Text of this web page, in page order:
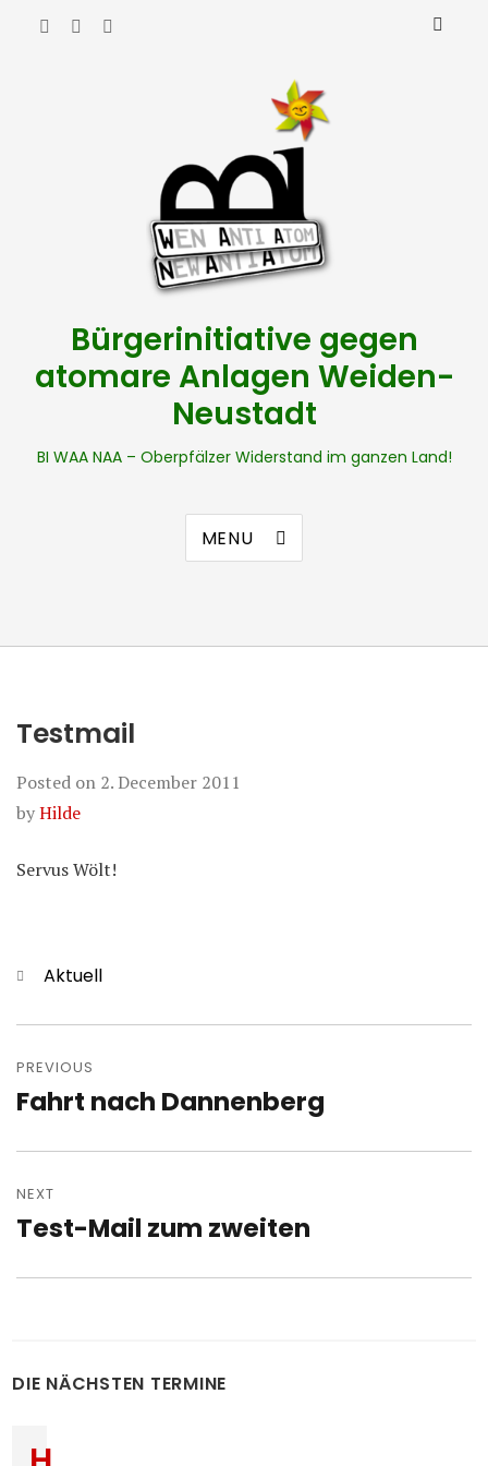
Bürgerinitiative gegen
atomare Anlagen Weiden-
Neustadt
BI WAA NAA – Oberpfälzer Widerstand im ganzen Land!
MENU
Testmail
Posted on 2. December 2011
byHilde
Servus Wölt!
Categories
Aktuell
navigation
PREVIOUS
Previous
Fahrt nach Dannenberg
NEXT
Next
Test-Mail zum zweiten
DIE NÄCHSTEN TERMINE